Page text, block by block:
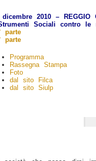
2010 –
Sociali contro le
parte
parte
Programma
Rassegna Stampa
Foto
dal sito Filca
dal sito Siulp